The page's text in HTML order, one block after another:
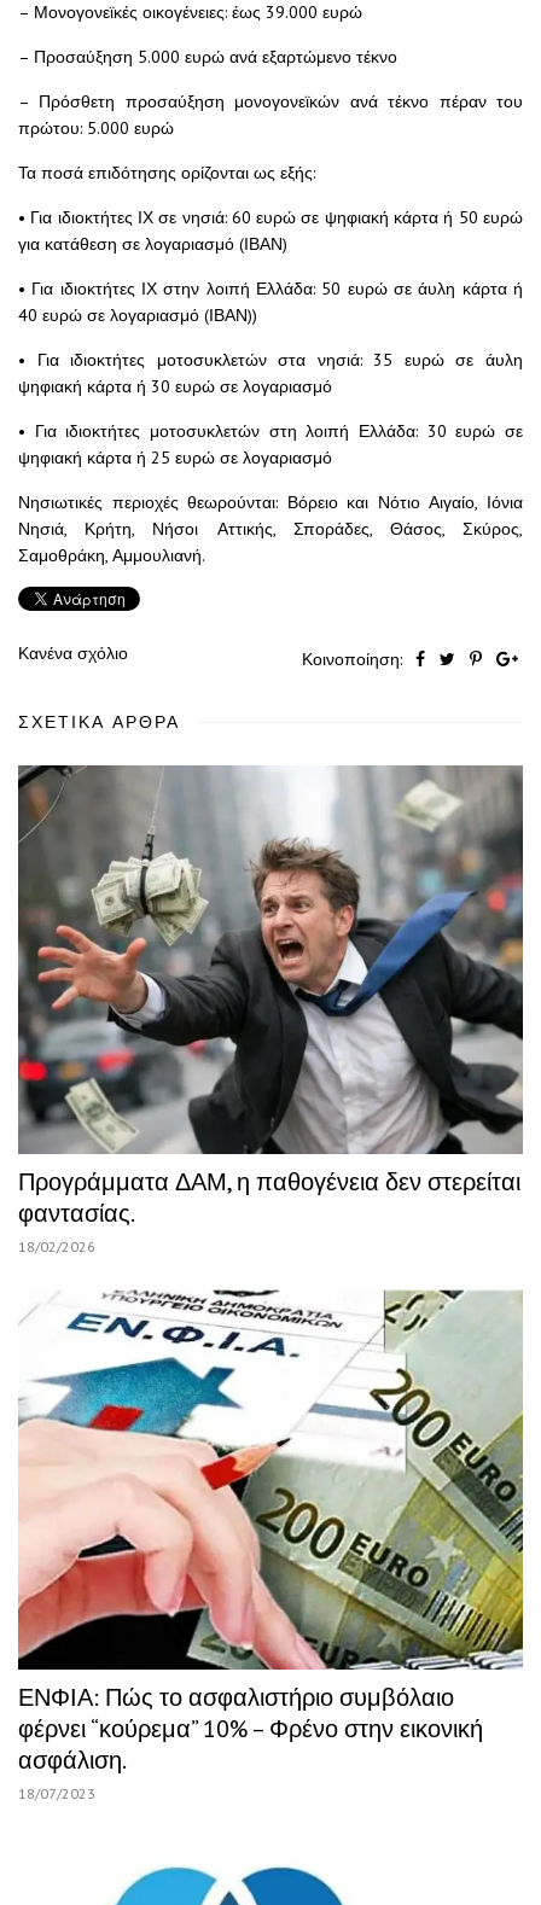
– Μονογονεϊκές οικογένειες: έως 39.000 ευρώ
– Προσαύξηση 5.000 ευρώ ανά εξαρτώμενο τέκνο
– Πρόσθετη προσαύξηση μονογονεϊκών ανά τέκνο πέραν του
πρώτου: 5.000 ευρώ
Τα ποσά επιδότησης ορίζονται ως εξής:
• Για ιδιοκτήτες ΙΧ σε νησιά: 60 ευρώ σε ψηφιακή κάρτα ή 50 ευρώ
για κατάθεση σε λογαριασμό (ΙΒΑΝ)
• Για ιδιοκτήτες ΙΧ στην λοιπή Ελλάδα: 50 ευρώ σε άυλη κάρτα ή
40 ευρώ σε λογαριασμό (ΙΒΑΝ))
• Για ιδιοκτήτες μοτοσυκλετών στα νησιά: 35 ευρώ σε άυλη
ψηφιακή κάρτα ή 30 ευρώ σε λογαριασμό
• Για ιδιοκτήτες μοτοσυκλετών στη λοιπή Ελλάδα: 30 ευρώ σε
ψηφιακή κάρτα ή 25 ευρώ σε λογαριασμό
Νησιωτικές περιοχές θεωρούνται: Βόρειο και Νότιο Αιγαίο, Ιόνια
Νησιά, Κρήτη, Νήσοι Αττικής, Σποράδες, Θάσος, Σκύρος,
Σαμοθράκη, Αμμουλιανή.
Κανένα σχόλιο Κοινοποίηση:
ΣΧΕΤΙΚΆ ΆΡΘΡΑ
Προγράμματα ΔΑΜ, η παθογένεια δεν στερείται
φαντασίας.
18/02/2026
ΕΝΦΙΑ: Πώς το ασφαλιστήριο συμβόλαιο
φέρνει “κούρεμα” 10% – Φρένο στην εικονική
ασφάλιση.
18/07/2023